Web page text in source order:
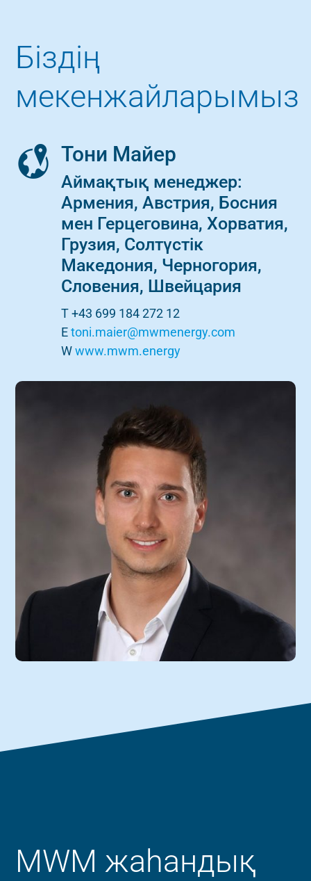
Біздің
мекенжайларымыз
Тони Майер
Аймақтық менеджер:
Армения, Австрия, Босния
мен Герцеговина, Хорватия,
Грузия, Солтүстік
Македония, Черногория,
Словения, Швейцария
T +43 699 184 272 12
Etoni.maier@mwmenergy.com
Wwww.mwm.energy
MWM жаһандық